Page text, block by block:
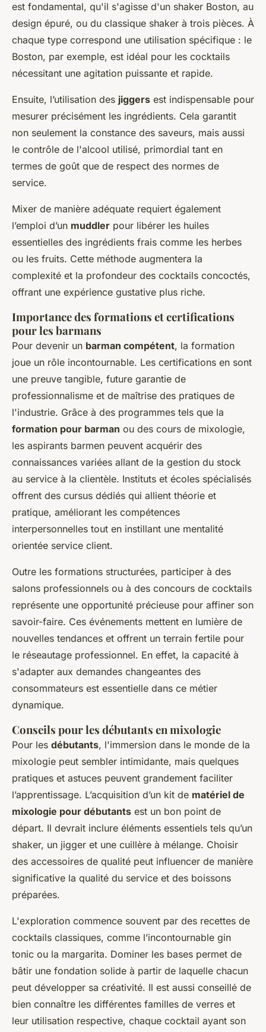
est fondamental, qu'il s'agisse d'un shaker Boston, au
design épuré, ou du classique shaker à trois pièces. À
chaque type correspond une utilisation spécifique : le
Boston, par exemple, est idéal pour les cocktails
nécessitant une agitation puissante et rapide.
Ensuite, l’utilisation des jiggers est indispensable pour
mesurer précisément les ingrédients. Cela garantit
non seulement la constance des saveurs, mais aussi
le contrôle de l'alcool utilisé, primordial tant en
termes de goût que de respect des normes de
service.
Mixer de manière adéquate requiert également
l’emploi d’un muddler pour libérer les huiles
essentielles des ingrédients frais comme les herbes
ou les fruits. Cette méthode augmentera la
complexité et la profondeur des cocktails concoctés,
offrant une expérience gustative plus riche.
Importance des formations et certifications
pour les barmans
Pour devenir un barman compétent, la formation
joue un rôle incontournable. Les certifications en sont
une preuve tangible, future garantie de
professionnalisme et de maîtrise des pratiques de
l'industrie. Grâce à des programmes tels que la
formation pour barman ou des cours de mixologie,
les aspirants barmen peuvent acquérir des
connaissances variées allant de la gestion du stock
au service à la clientèle. Instituts et écoles spécialisés
offrent des cursus dédiés qui allient théorie et
pratique, améliorant les compétences
interpersonnelles tout en instillant une mentalité
orientée service client.
Outre les formations structurées, participer à des
salons professionnels ou à des concours de cocktails
représente une opportunité précieuse pour affiner son
savoir-faire. Ces événements mettent en lumière de
nouvelles tendances et offrent un terrain fertile pour
le réseautage professionnel. En effet, la capacité à
s'adapter aux demandes changeantes des
consommateurs est essentielle dans ce métier
dynamique.
Conseils pour les débutants en mixologie
Pour les débutants, l'immersion dans le monde de la
mixologie peut sembler intimidante, mais quelques
pratiques et astuces peuvent grandement faciliter
l’apprentissage. L’acquisition d’un kit de matériel de
mixologie pour débutants est un bon point de
départ. Il devrait inclure éléments essentiels tels qu’un
shaker, un jigger et une cuillère à mélange. Choisir
des accessoires de qualité peut influencer de manière
significative la qualité du service et des boissons
préparées.
L'exploration commence souvent par des recettes de
cocktails classiques, comme l’incontournable gin
tonic ou la margarita. Dominer les bases permet de
bâtir une fondation solide à partir de laquelle chacun
peut développer sa créativité. Il est aussi conseillé de
bien connaître les différentes familles de verres et
leur utilisation respective, chaque cocktail ayant son